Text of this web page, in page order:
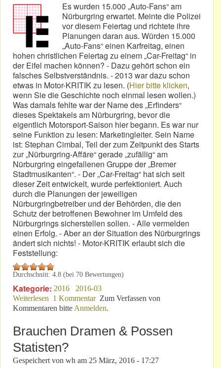
Es wurden 15.000 „Auto-Fans“ am
Nürburgring erwartet. Meinte die Polizei
vor diesem Feiertag und richtete ihre
Planungen daran aus. Würden 15.000
„Auto-Fans“ einen Karfreitag, einen
hohen christlichen Feiertag zu einem „Car-Freitag“ in
der Eifel machen können? - Dazu gehört schon ein
falsches Selbstverständnis. - 2013 war dazu schon
etwas in Motor-KRITIK zu lesen. (Hier bitte klicken,
wenn Sie die Geschichte noch einmal lesen wollen.)
Was damals fehlte war der Name des „Erfinders“
dieses Spektakels am Nürburgring, bevor die
eigentlich Motorsport-Saison hier begann. Es war nur
seine Funktion zu lesen: Marketingleiter. Sein Name
ist: Stephan Cimbal, Teil der zum Zeitpunkt des Starts
zur „Nürburgring-Affäre“ gerade „zufällig“ am
Nürburgring eingefallenen Gruppe der „Bremer
Stadtmusikanten“. - Der „Car-Freitag“ hat sich seit
dieser Zeit entwickelt, wurde perfektioniert. Auch
durch die Planungen der jeweiligen
Nürburgringbetreiber und der Behörden, die den
Schutz der betroffenen Bewohner im Umfeld des
Nürburgrings sicherstellen sollen. - Alle vermelden
einen Erfolg. - Aber an der Situation des Nürburgrings
ändert sich nichts! - Motor-KRITIK erlaubt sich die
Feststellung:
Durchschnitt: 4.8 (bei 70 Bewertungen)
Kategorie: 2016
2016-03
Weiterlesen über Car-Freitag 2016: Keine Problemlösung!
1 Kommentar Zum Verfassen von
Kommentaren bitte Anmelden.
Brauchen Dramen & Possen
Statisten?
Gespeichert von wh am 25 März, 2016 - 17:27